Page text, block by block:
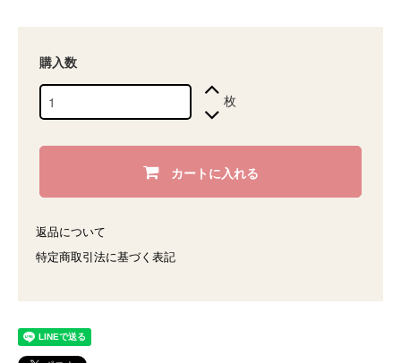
購入数
枚
カートに入れる
返品について
特定商取引法に基づく表記